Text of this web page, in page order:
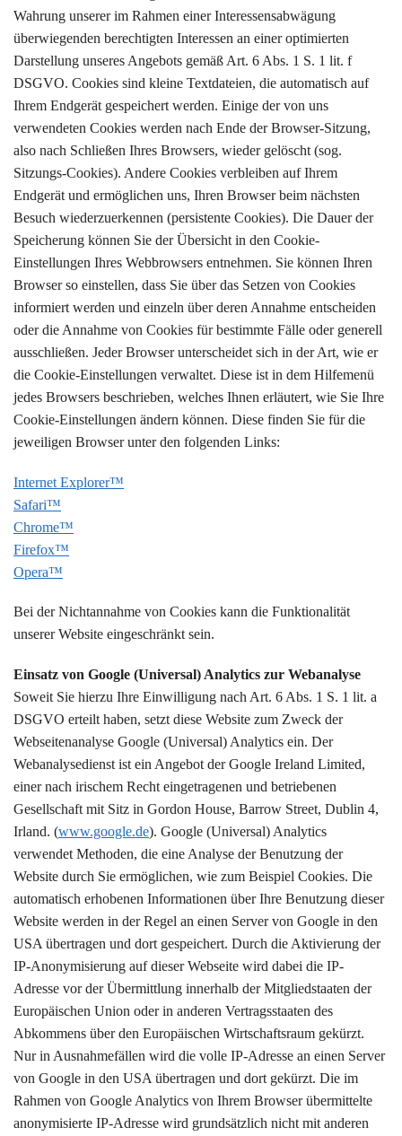
Wahrung unserer im Rahmen einer Interessensabwägung
überwiegenden berechtigten Interessen an einer optimierten
Darstellung unseres Angebots gemäß Art. 6 Abs. 1 S. 1 lit. f
DSGVO. Cookies sind kleine Textdateien, die automatisch auf
Ihrem Endgerät gespeichert werden. Einige der von uns
verwendeten Cookies werden nach Ende der Browser-Sitzung,
also nach Schließen Ihres Browsers, wieder gelöscht (sog.
Sitzungs-Cookies). Andere Cookies verbleiben auf Ihrem
Endgerät und ermöglichen uns, Ihren Browser beim nächsten
Besuch wiederzuerkennen (persistente Cookies). Die Dauer der
Speicherung können Sie der Übersicht in den Cookie-
Einstellungen Ihres Webbrowsers entnehmen. Sie können Ihren
Browser so einstellen, dass Sie über das Setzen von Cookies
informiert werden und einzeln über deren Annahme entscheiden
oder die Annahme von Cookies für bestimmte Fälle oder generell
ausschließen. Jeder Browser unterscheidet sich in der Art, wie er
die Cookie-Einstellungen verwaltet. Diese ist in dem Hilfemenü
jedes Browsers beschrieben, welches Ihnen erläutert, wie Sie Ihre
Cookie-Einstellungen ändern können. Diese finden Sie für die
jeweiligen Browser unter den folgenden Links:
Internet Explorer™
Safari™
Chrome™
Firefox™
Opera™
Bei der Nichtannahme von Cookies kann die Funktionalität
unserer Website eingeschränkt sein.
Einsatz von Google (Universal) Analytics zur Webanalyse
Soweit Sie hierzu Ihre Einwilligung nach Art. 6 Abs. 1 S. 1 lit. a
DSGVO erteilt haben, setzt diese Website zum Zweck der
Webseitenanalyse Google (Universal) Analytics ein. Der
Webanalysedienst ist ein Angebot der Google Ireland Limited,
einer nach irischem Recht eingetragenen und betriebenen
Gesellschaft mit Sitz in Gordon House, Barrow Street, Dublin 4,
Irland. (www.google.de). Google (Universal) Analytics
verwendet Methoden, die eine Analyse der Benutzung der
Website durch Sie ermöglichen, wie zum Beispiel Cookies. Die
automatisch erhobenen Informationen über Ihre Benutzung dieser
Website werden in der Regel an einen Server von Google in den
USA übertragen und dort gespeichert. Durch die Aktivierung der
IP-Anonymisierung auf dieser Webseite wird dabei die IP-
Adresse vor der Übermittlung innerhalb der Mitgliedstaaten der
Europäischen Union oder in anderen Vertragsstaaten des
Abkommens über den Europäischen Wirtschaftsraum gekürzt.
Nur in Ausnahmefällen wird die volle IP-Adresse an einen Server
von Google in den USA übertragen und dort gekürzt. Die im
Rahmen von Google Analytics von Ihrem Browser übermittelte
anonymisierte IP-Adresse wird grundsätzlich nicht mit anderen